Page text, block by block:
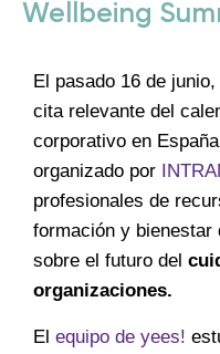
Wellbeing
El pasado 16 de
cita relevante del
corporativo en
organizado por
profesionales de
formación y bienestar
sobre el futuro del
organizaciones.
El equipo de yees!